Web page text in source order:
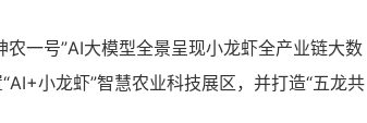
一号”AI大模型全景呈现小龙虾全产业链大数
小龙虾”智慧农业科技展区，并打造“五龙共